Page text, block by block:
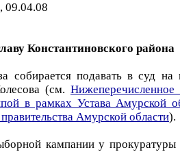
09.04.08
Константиновского района
собирается подавать в суд на
(см. Нижеперечисленное
в рамках Устава Амурской
Амурской области).
кампании у прокуратуры